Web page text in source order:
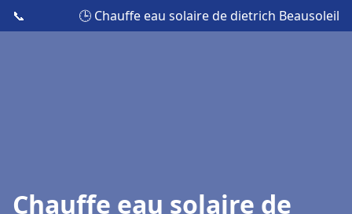
📞 🕒 Chauffe eau solaire de dietrich Beausoleil
Chauffe eau solaire de